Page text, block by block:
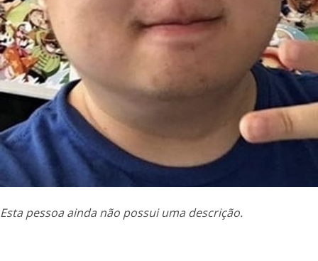
Esta pessoa ainda não possui uma descrição.